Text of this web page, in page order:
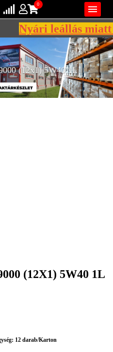

0
ÜRES
Nyári leállás miatt
(12x1) 5W40 1L
(12X1) 5W40 1L
12 darab/Karton